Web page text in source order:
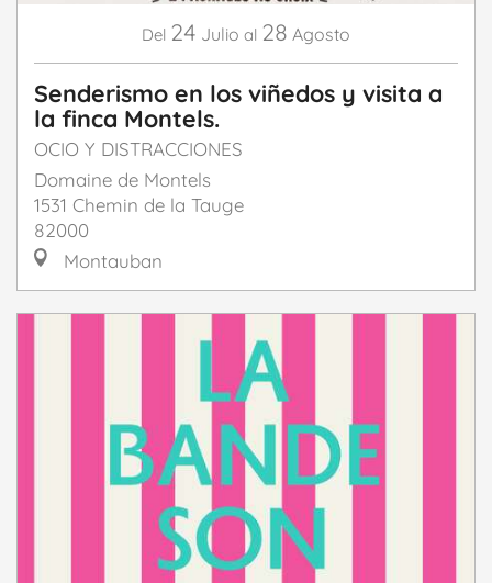
Del 24 Julio al 28 Agosto
Senderismo en los viñedos y visita a
la finca Montels.
OCIO Y DISTRACCIONES
Domaine de Montels
1531 Chemin de la Tauge
82000
Montauban